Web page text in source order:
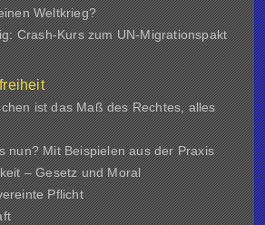
Weltkrieg?
Crash-Kurs zum UN-Migrationspakt
ist das Maß des Rechtes, alles
nun? Mit Beispielen aus der Praxis
– Gesetz und Moral
Pflicht